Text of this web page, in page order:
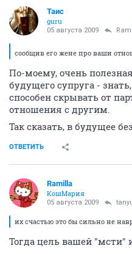
Таис
guru
05 августа 2009
сообщив его жене про ваши
По-моему, очень
будущего супруга -
способен скрывать от
отношения с другим.
Так сказать, в будущее
ОТВЕТИТЬ
Ramilla
КошМария
05 августа 2009
их счастью это бы сильно не
Тогда цель вашей "мсти"